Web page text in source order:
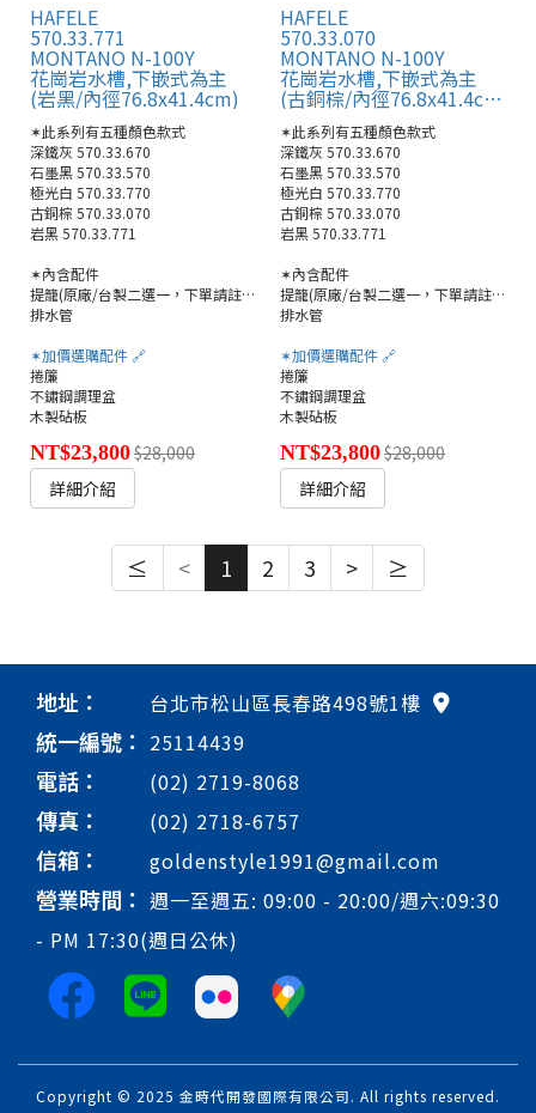
HAFELE
570.33.771
MONTANO N-100Y
花崗岩水槽,下嵌式為主
(岩黑/內徑76.8x41.4cm)
✶此系列有五種顏色款式
深鐵灰 570.33.670
石墨黑 570.33.570
極光白 570.33.770
古銅棕 570.33.070
岩黑 570.33.771
✶內含配件
提籠(原廠/台製二選一，下單請註明)
排水管
✶加價選購配件 🔗
捲簾
不鏽鋼調理盆
木製砧板
NT$23,800$28,000
詳細介紹
HAFELE
570.33.070
MONTANO N-100Y
花崗岩水槽,下嵌式為主
(古銅棕/內徑76.8x41.4cm)
✶此系列有五種顏色款式
深鐵灰 570.33.670
石墨黑 570.33.570
極光白 570.33.770
古銅棕 570.33.070
岩黑 570.33.771
✶內含配件
提籠(原廠/台製二選一，下單請註明)
排水管
✶加價選購配件 🔗
捲簾
不鏽鋼調理盆
木製砧板
NT$23,800$28,000
詳細介紹
≤ < 1 2 3 > ≥
地址： 台北市松山區長春路498號1樓
統一編號： 25114439
電話： (02) 2719-8068
傳真： (02) 2718-6757
信箱： goldenstyle1991@gmail.com
營業時間： 週一至週五: 09:00 - 20:00/週六:09:30
- PM 17:30(週日公休)
Copyright © 2025 金時代開發國際有限公司. All rights reserved.